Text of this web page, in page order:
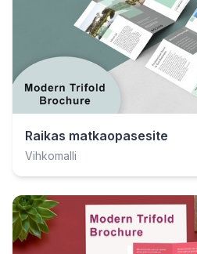
Raikas matkaopasesite
Vihkomalli